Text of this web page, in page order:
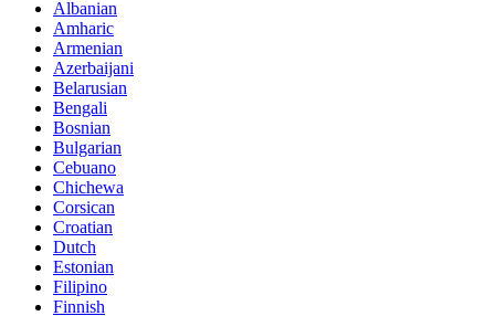
Albanian
Amharic
Armenian
Azerbaijani
Belarusian
Bengali
Bosnian
Bulgarian
Cebuano
Chichewa
Corsican
Croatian
Dutch
Estonian
Filipino
Finnish